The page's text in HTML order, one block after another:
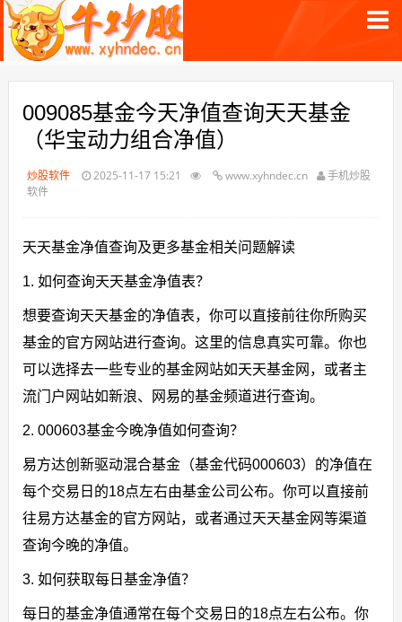
009085基金今天净值查询天天基金
（华宝动力组合净值）
炒股软件 2025-11-17 15:21 www.xyhndec.cn
手机炒股
软件
天天基金净值查询及更多基金相关问题解读
1. 如何查询天天基金净值表？
想要查询天天基金的净值表，你可以直接前往你所购买
基金的官方网站进行查询。这里的信息真实可靠。你也
可以选择去一些专业的基金网站如天天基金网，或者主
流门户网站如新浪、网易的基金频道进行查询。
2. 000603基金今晚净值如何查询？
易方达创新驱动混合基金（基金代码000603）的净值在
每个交易日的18点左右由基金公司公布。你可以直接前
往易方达基金的官方网站，或者通过天天基金网等渠道
查询今晚的净值。
3. 如何获取每日基金净值？
每日的基金净值通常在每个交易日的18点左右公布。你